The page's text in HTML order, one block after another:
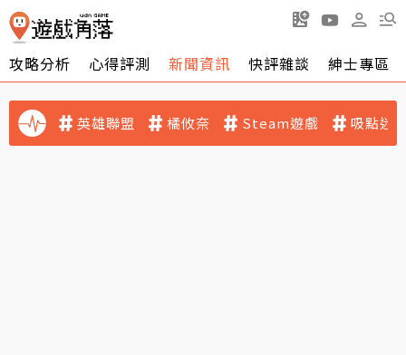
攻略分析 心得評測 新聞資訊 快評雜談 紳士專區
英雄聯盟 橘攸奈 Steam遊戲 吸點迷